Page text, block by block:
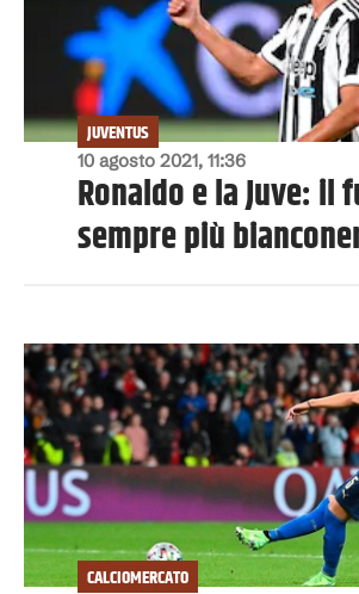
10 agosto 2021, 11:36
JUVENTUS
Ronaldo e la Juve: il
sempre più
CALCIOMERCATO